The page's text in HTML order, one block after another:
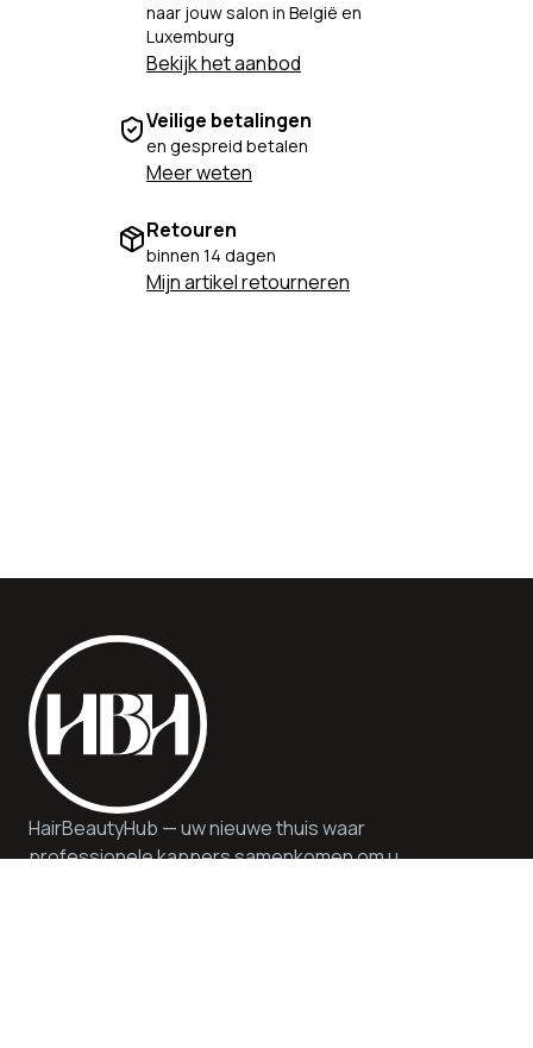
naar jouw salon in België en
Luxemburg
Bekijk het aanbod
Veilige betalingen
en gespreid betalen
Meer weten
Retouren
binnen 14 dagen
Mijn artikel retourneren
HairBeautyHub — uw nieuwe thuis waar
professionele kappers samenkomen om u